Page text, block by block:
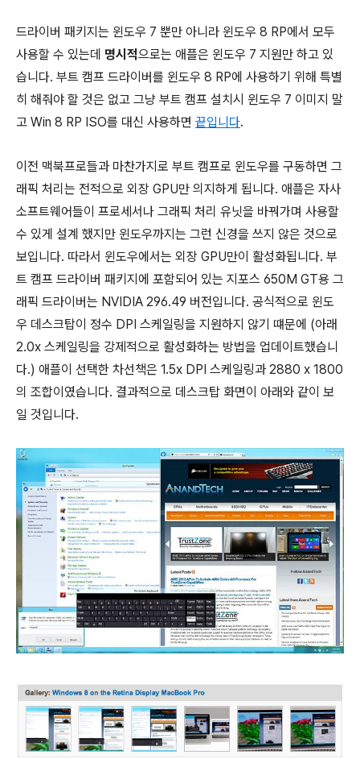
드라이버 패키지는 윈도우 7 뿐만 아니라 윈도우 8 RP에서 모두
사용할 수 있는데 명시적으로는 애플은 윈도우 7 지원만 하고 있
습니다. 부트 캠프 드라이버를 윈도우 8 RP에 사용하기 위해 특별
히 해줘야 할 것은 없고 그냥 부트 캠프 설치시 윈도우 7 이미지 말
고 Win 8 RP ISO를 대신 사용하면 끝입니다.
이전 맥북프로들과 마찬가지로 부트 캠프로 윈도우를 구동하면 그
래픽 처리는 전적으로 외장 GPU만 의지하게 됩니다. 애플은 자사
소프트웨어들이 프로세서나 그래픽 처리 유닛을 바꿔가며 사용할
수 있게 설계 했지만 윈도우까지는 그런 신경을 쓰지 않은 것으로
보입니다. 따라서 윈도우에서는 외장 GPU만이 활성화됩니다. 부
트 캠프 드라이버 패키지에 포함되어 있는 지포스 650M GT용 그
래픽 드라이버는 NVIDIA 296.49 버전입니다. 공식적으로 윈도
우 데스크탑이 정수 DPI 스케일링을 지원하지 않기 떄문에 (아래
2.0x 스케일링을 강제적으로 활성화하는 방법을 업데이트했습니
다.) 애플이 선택한 차선책은 1.5x DPI 스케일링과 2880 x 1800
의 조합이였습니다. 결과적으로 데스크탑 화면이 아래와 같이 보
일 것입니다.